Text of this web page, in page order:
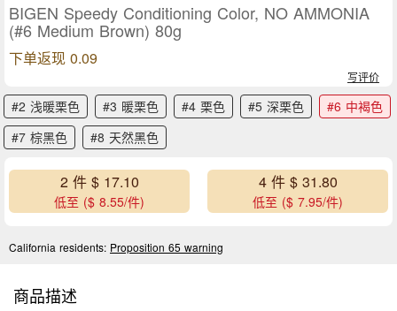
BIGEN Speedy Conditioning Color, NO AMMONIA
(#6 Medium Brown) 80g
下单返现 0.09
写评价
#2 浅暖栗色 #3 暖栗色 #4 栗色 #5 深栗色
#6 中褐色
#7 棕黑色
#8 天然黑色
2 件 $ 17.10
低至 ($ 8.55/件)
4 件 $ 31.80
低至 ($ 7.95/件)
California residents: Proposition 65 warning
商品描述